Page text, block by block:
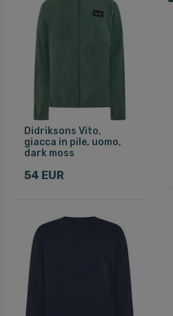
Didriksons Vito,
giacca in pile, uomo,
dark moss
54 EUR